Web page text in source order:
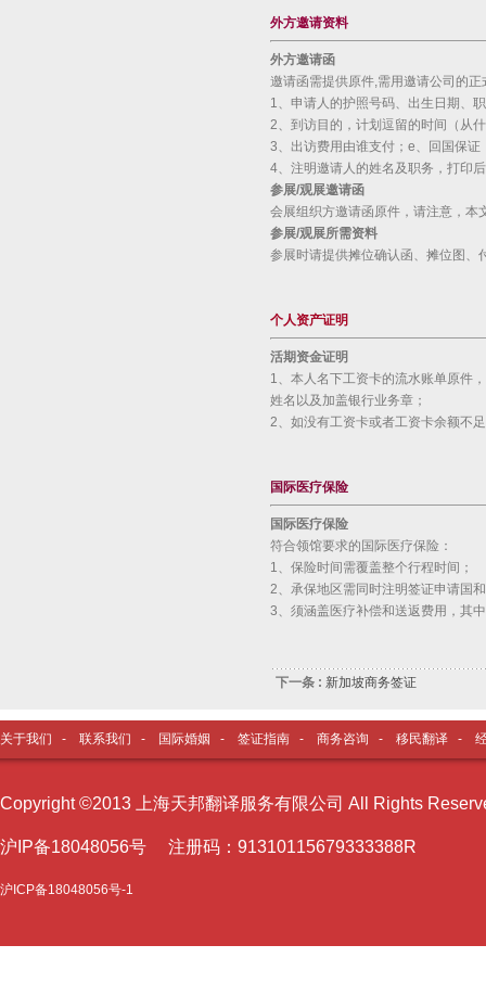
外方邀请资料
外方邀请函
邀请函需提供原件,需用邀请公司的
1、申请人的护照号码、出生日期、
2、到访目的，计划逗留的时间（从
3、出访费用由谁支付；e、回国保证
4、注明邀请人的姓名及职务，打印
参展/观展邀请函
会展组织方邀请函原件，请注意，本
参展/观展所需资料
参展时请提供摊位确认函、摊位图、
个人资产证明
活期资金证明
1、本人名下工资卡的流水账单原件
姓名以及加盖银行业务章；
2、如没有工资卡或者工资卡余额不
国际医疗保险
国际医疗保险
符合领馆要求的国际医疗保险：
1、保险时间需覆盖整个行程时间；
2、承保地区需同时注明签证申请国
3、须涵盖医疗补偿和送返费用，其
下一条 : 新加坡商务签证
关于我们 - 联系我们 - 国际婚姻 - 签证指南 - 商务咨询 - 移民翻译 -
Copyright ©2013 上海天邦翻译服务有限公司 All Rights
沪I P备18048056号 注册码：91310115679333388R
沪ICP备18048056号-1